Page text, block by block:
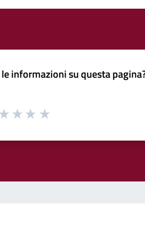
informazioni su questa